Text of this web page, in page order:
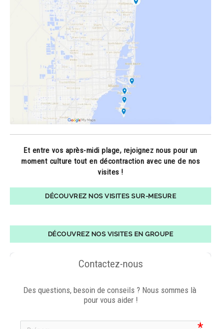
Et entre vos après-midi plage, rejoignez nous pour un
moment culture tout en décontraction avec une de nos
visites !
DÉCOUVREZ NOS VISITES SUR-MESURE
DÉCOUVREZ NOS VISITES EN GROUPE
Contactez-nous
Des questions, besoin de conseils ? Nous sommes là
pour vous aider !